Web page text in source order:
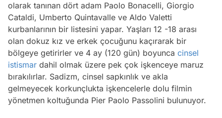
olarak tanınan dört adam Paolo Bonacelli, Giorgio
Cataldi, Umberto Quintavalle ve Aldo Valetti
kurbanlarının bir listesini yapar. Yaşları 12 -18 arası
olan dokuz kız ve erkek çocuğunu kaçırarak bir
bölgeye getirirler ve 4 ay (120 gün) boyunca cinsel
istismar dahil olmak üzere pek çok işkenceye maruz
bırakılırlar. Sadizm, cinsel sapkınlık ve akla
gelmeyecek korkunçlukta işkencelerle dolu filmin
yönetmen koltuğunda Pier Paolo Passolini bulunuyor.